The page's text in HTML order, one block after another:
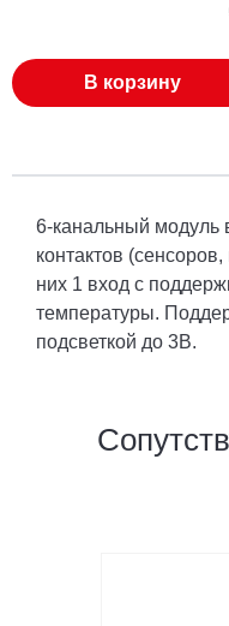
В корзину
6-канальный модуль
контактов
них 1 вход с
температуры.
подсветкой до 3В.